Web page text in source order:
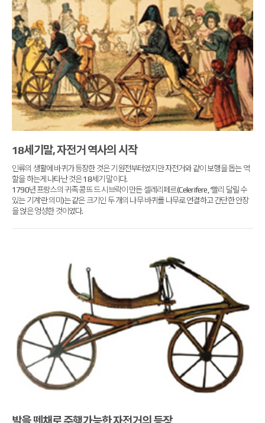
18세기말, 자전거 역사의 시작
인류의 생활에 바퀴가 등장한 것은 기원전부터였지만 자전거와 같이 보행을 돕는 역
할을 하는게 나타난 것은 18세기 말이다.
1790년 프랑스의 귀족 콩뜨 드 시브락이 만든 셀레리페르(Celerifere, ‘빨리 달릴 수
있는 기계’란 의미)는 같은 크기인 두 개의 나무 바퀴를 나무로 연결하고 간단한 안장
을 얹은 엉성한 것이였다.